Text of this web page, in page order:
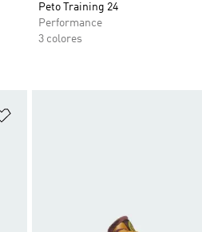
Peto Training 24
Performance
3 colores